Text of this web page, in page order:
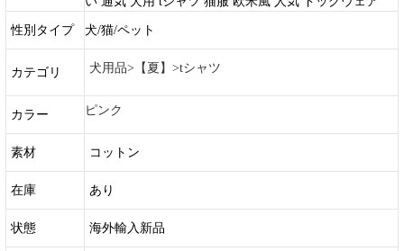
性別タイプ 犬/猫/ペット
カテゴリ 犬用品>【夏】>tシャツ
カラー ピンク
素材 コットン
在庫 あり
状態 海外輸入新品